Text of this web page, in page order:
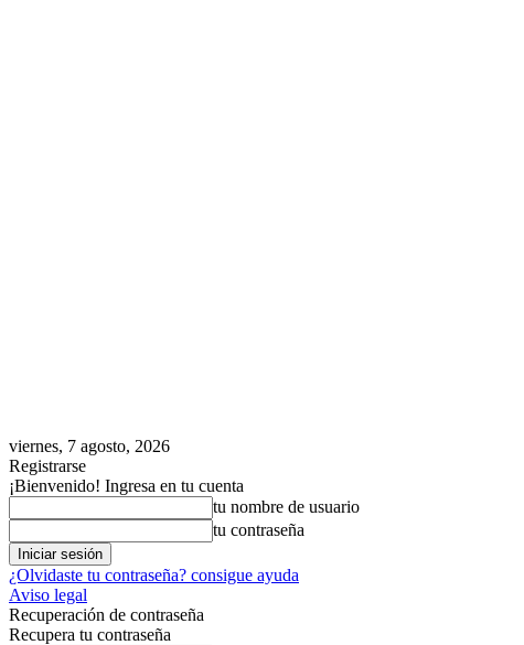
viernes, 7 agosto, 2026
Registrarse
¡Bienvenido! Ingresa en tu cuenta
tu nombre de usuario
tu contraseña
¿Olvidaste tu contraseña? consigue ayuda
Aviso legal
Recuperación de contraseña
Recupera tu contraseña